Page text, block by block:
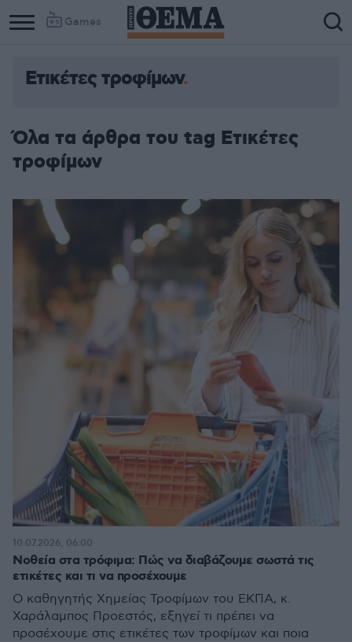
Games
Ετικέτες τροφίμων
Όλα τα άρθρα του tag Ετικέτες
τροφίμων
Νοθεία στα τρόφιμα: Πώς να διαβάζουμε σωστά τις
ετικέτες και τι να προσέχουμε
Ο καθηγητής Χημείας Τροφίμων του ΕΚΠΑ, κ.
Χαράλαμπος Προεστός, εξηγεί τι πρέπει να
προσέχουμε στις ετικέτες των τροφίμων και ποια
10.07.2026, 06:00